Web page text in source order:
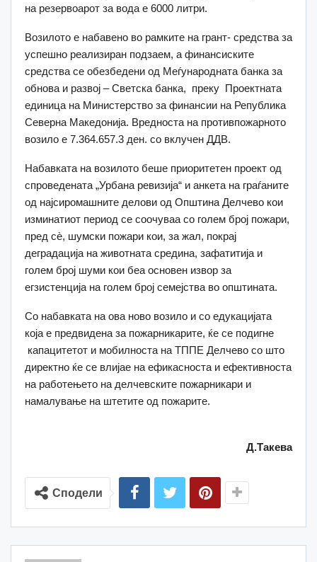
на резервоарот за вода е 6000 литри.
Возилото е набавено во рамките на грант- средства за
успешно реализиран подзаем, а финансиските
средства се обезбедени од Меѓународната банка за
обнова и развој – Светска банка, преку Проектната
единица на Министерство за финансии на Република
Северна Македонија. Вредноста на противпожарното
возило е 7.364.657.3 ден. со вклучен ДДВ.
Набавката на возилото беше приоритетен проект од
спроведената „Урбана ревизија“ и анкета на граѓаните
од најсиромашните делови од Општина Делчево кои
изминатиот период се соочуваа со голем број пожари,
пред сè, шумски пожари кои, за жал, покрај
деградација на животната средина, зафатитија и
голем број шуми кои беа основен извор за
егзистенција на голем број семејства во општината.
Со набавката на ова ново возило и со едукацијата
која е предвидена за пожарникарите, ќе се подигне
капацитетот и мобилноста на ТППЕ Делчево со што
директно ќе се влијае на ефикасноста и ефективноста
на работењето на делчевските пожарникари и
намалување на штетите од пожарите.
Д.Такева
Сподели